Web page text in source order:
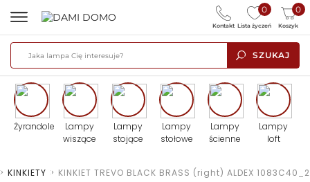
SZUKAJ
0
Lista życzeń
0
Koszyk
Kontakt
Żyrandole
Lampy
wiszące
Lampy
stojące
Lampy
stołowe
Lampy
ścienne
Lampy
loft
> KINKIETY > KINKIET TREVO BLACK BRASS (right) ALDEX 1083C40_2